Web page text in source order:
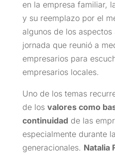
en la empresa familiar,
y su reemplazo por el
algunos de los aspectos
jornada que reunió a
empresarios para
empresarios locales.
Uno de los temas
de los valores como
continuidad de las
especialmente durante
generacionales. Natalia